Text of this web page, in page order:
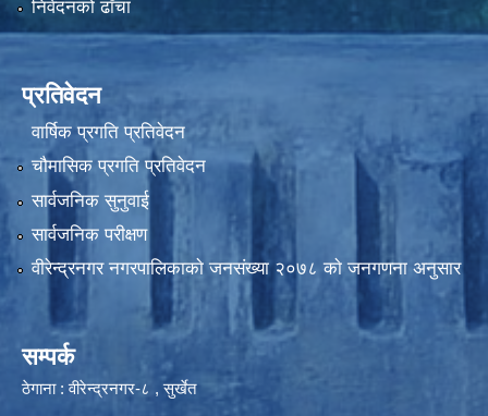
निवेदनको ढाँचा
प्रतिवेदन
वार्षिक प्रगति प्रतिवेदन
चौमासिक प्रगति प्रतिवेदन
सार्वजनिक सुनुवाई
सार्वजनिक परीक्षण
वीरेन्द्रनगर नगरपालिकाकाे जनसंख्या २०७८ काे जनगणना अनुसार
सम्पर्क
ठेगाना : वीरेन्द्रनगर-८ , सुर्खेत